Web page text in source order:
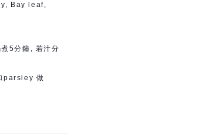
Bay leaf,
5分鐘, 若汁分
parsley 做